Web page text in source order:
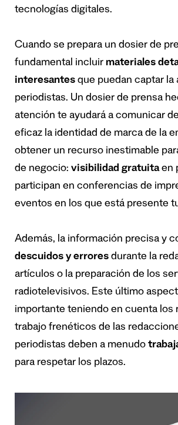
tecnologías digitales.
Cuando se prepara un dosier de
fundamental incluir materiales
interesantes que puedan captar la
periodistas. Un dosier de prensa
atención te ayudará a comunicar
eficaz la identidad de marca de la
obtener un recurso inestimable
de negocio: visibilidad gratuitaen
participan en conferencias de
eventos en los que está presente
Además, la información precisa y
descuidos y errores durante la
artículos o la preparación de los
radiotelevisivos. Este último
importante teniendo en cuenta los
trabajo frenéticos de las
periodistas deben a menudo
para respetar los plazos.